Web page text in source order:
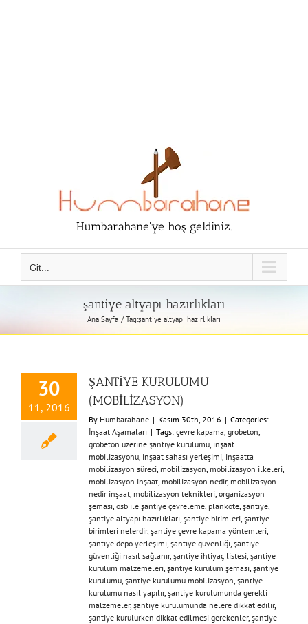
Humbarahane'ye hoş geldiniz.
Git...
şantiye altyapı hazırlıkları
Ana Sayfa Tag:şantiye altyapı hazırlıkları
30
11, 2016
ŞANTİYE KURULUMU
(MOBİLİZASYON)
By Humbarahane | Kasım 30th, 2016 | Categories:
İnşaat Aşamaları | Tags: çevre kapama, grobeton,
grobeton üzerine şantiye kurulumu, inşaat
mobilizasyonu, inşaat sahası yerleşimi, inşaatta
mobilizasyon süreci, mobilizasyon, mobilizasyon ilkeleri,
mobilizasyon inşaat, mobilizasyon nedir, mobilizasyon
nedir inşaat, mobilizasyon teknikleri, organizasyon
şeması, osb ile şantiye çevreleme, plankote, şantiye,
şantiye altyapı hazırlıkları, şantiye birimleri, şantiye
birimleri nelerdir, şantiye çevre kapama yöntemleri,
şantiye depo yerleşimi, şantiye güvenliği, şantiye
güvenliği nasıl sağlanır, şantiye ihtiyaç listesi, şantiye
kurulum malzemeleri, şantiye kurulum şeması, şantiye
kurulumu, şantiye kurulumu mobilizasyon, şantiye
kurulumu nasıl yapılır, şantiye kurulumunda gerekli
malzemeler, şantiye kurulumunda nelere dikkat edilir,
şantiye kurulurken dikkat edilmesi gerekenler, şantiye